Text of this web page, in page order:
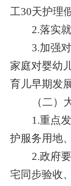
工30天护理
2.落实
3.加强
家庭对婴幼
育儿早期发
（二
1.重点
护服务用地
2.政府
宅同步验收